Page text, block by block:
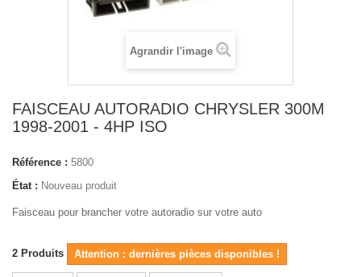
Agrandir l'image
FAISCEAU AUTORADIO CHRYSLER 300M
1998-2001 - 4HP ISO
Référence : 5800
État : Nouveau produit
Faisceau pour brancher votre autoradio sur votre auto
2 Produits Attention : dernières pièces disponibles !